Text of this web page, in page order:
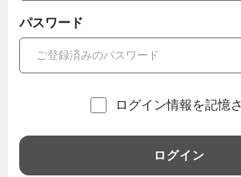
パスワード
ログイン情報を記憶
ログイン